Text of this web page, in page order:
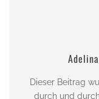
Dieser Beitrag
durch und